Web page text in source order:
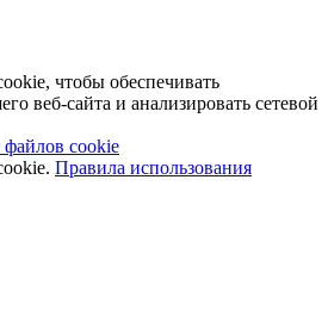
чтобы обеспечивать
веб-сайта и анализировать сетевой
файлов cookie
Правила использования